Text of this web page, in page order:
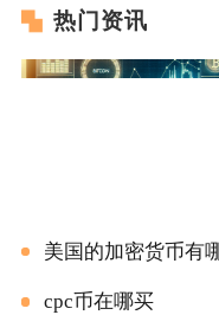
热门资讯
美国的加密货币有
cpc币在哪买